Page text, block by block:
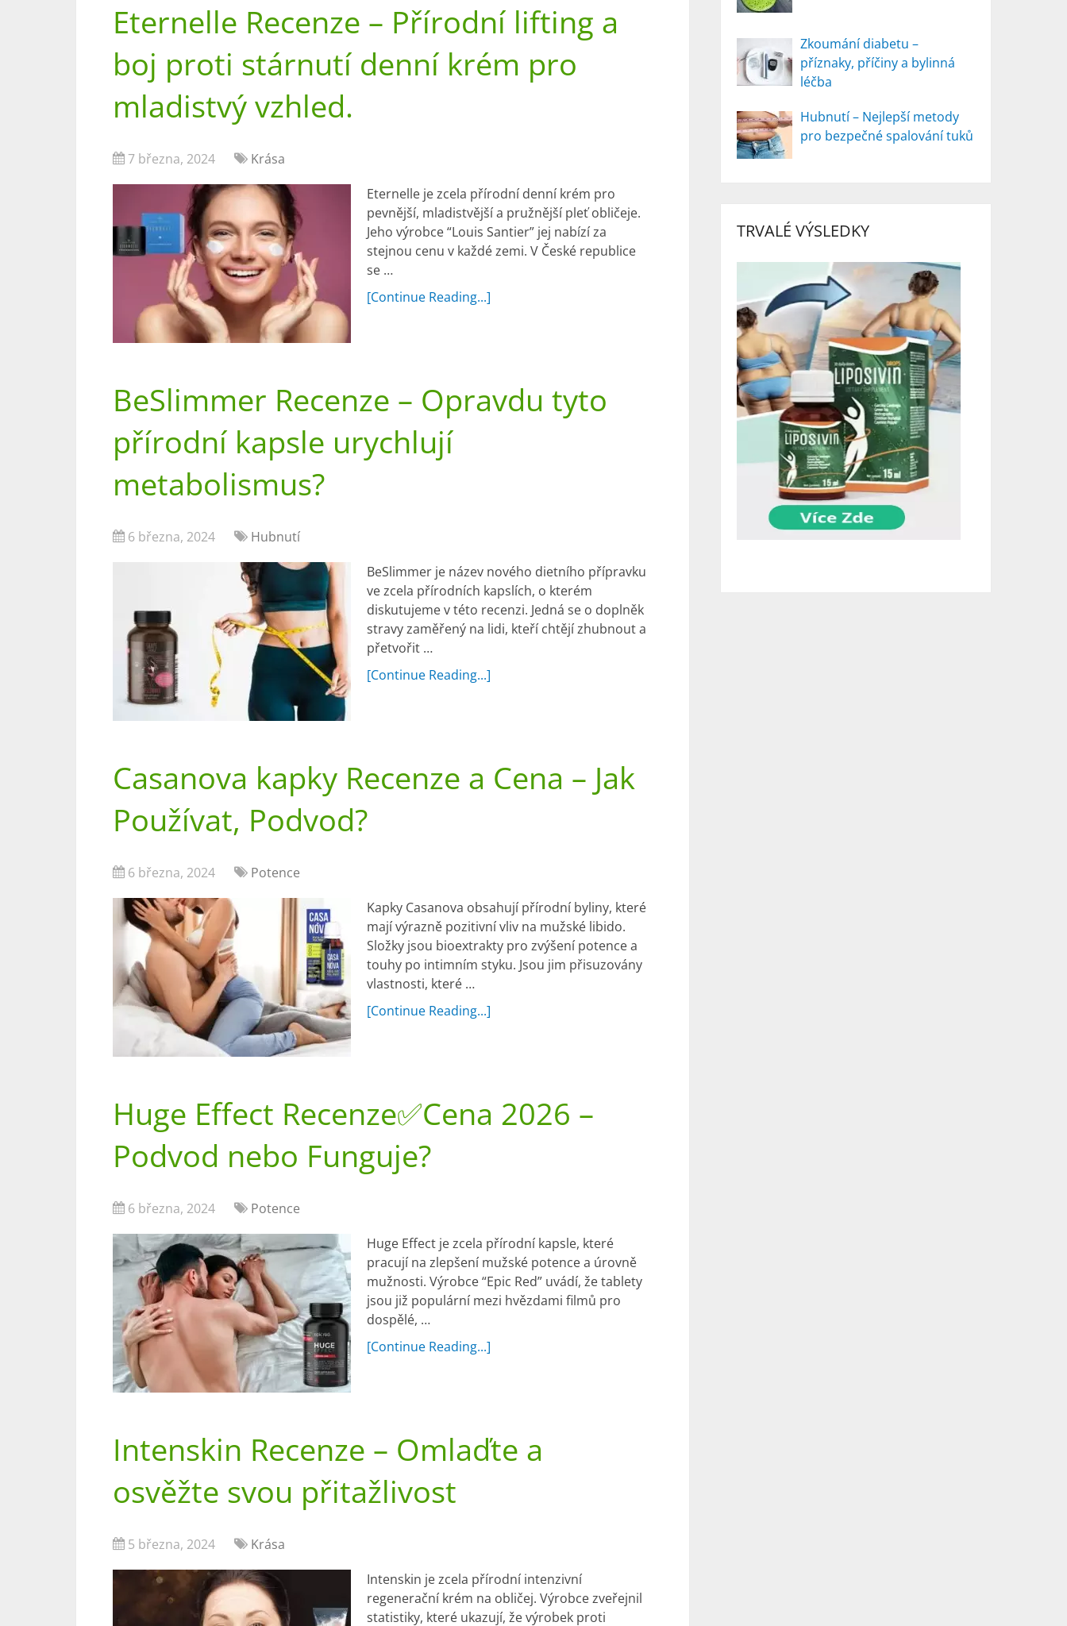
Eternelle Recenze – Přírodní lifting a
boj proti stárnutí denní krém pro
mladistvý vzhled.
7 března, 2024
Krása
Eternelle je zcela přírodní denní krém pro
pevnější, mladistvější a pružnější pleť obličeje.
Jeho výrobce “Louis Santier” jej nabízí za
stejnou cenu v každé zemi. V České republice
se …
[Continue Reading...]
BeSlimmer Recenze – Opravdu tyto
přírodní kapsle urychlují
metabolismus?
6 března, 2024
Hubnutí
BeSlimmer je název nového dietního přípravku
ve zcela přírodních kapslích, o kterém
diskutujeme v této recenzi. Jedná se o doplněk
stravy zaměřený na lidi, kteří chtějí zhubnout a
přetvořit …
[Continue Reading...]
Casanova kapky Recenze a Cena – Jak
Používat, Podvod?
6 března, 2024
Potence
Kapky Casanova obsahují přírodní byliny, které
mají výrazně pozitivní vliv na mužské libido.
Složky jsou bioextrakty pro zvýšení potence a
touhy po intimním styku. Jsou jim přisuzovány
vlastnosti, které …
[Continue Reading...]
Huge Effect Recenze✅Cena 2026 –
Podvod nebo Funguje?
6 března, 2024
Potence
Huge Effect je zcela přírodní kapsle, které
pracují na zlepšení mužské potence a úrovně
mužnosti. Výrobce “Epic Red” uvádí, že tablety
jsou již populární mezi hvězdami filmů pro
dospělé, …
[Continue Reading...]
Intenskin Recenze – Omlaďte a
osvěžte svou přitažlivost
5 března, 2024
Krása
Intenskin je zcela přírodní intenzivní
regenerační krém na obličej. Výrobce zveřejnil
statistiky, které ukazují, že výrobek proti
Zkoumání diabetu –
příznaky, příčiny a bylinná
léčba
Hubnutí – Nejlepší metody
pro bezpečné spalování tuků
TRVALÉ VÝSLEDKY